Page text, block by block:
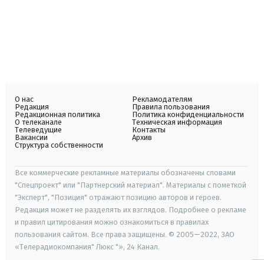
О нас
Редакция
Редакционная политика
О телеканале
Телеведущие
Вакансии
Структура собственности
Рекламодателям
Правила пользования
Политика конфиденциальности
Техническая информация
Контакты
Архив
Все коммерческие рекламные материалы обозначены словами
"Спецпроект" или "Партнерский материал". Материалы с пометкой
"Эксперт", "Позиция" отражают позицию авторов и героев.
Редакция может не разделять их взглядов. Подробнее о рекламе
и правил цитирования можно ознакомиться в правилах
пользования сайтом. Все права защищены. © 2005—2022, ЗАО
«Телерадиокомпания" Люкс "», 24 Канал.